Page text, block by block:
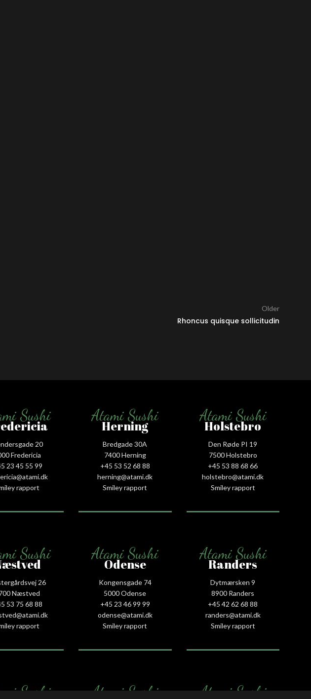
Older
Rhoncus quisque sollicitudin
Sushi
20
Fredericia
23 45 55 99
rapport
Atami Sushi
Herning
Bredgade 30A
7400 Herning
+45 53 52 68 88
herning@atami.dk
Smiley rapport
Atami Sushi
Holstebro
Den Røde PI 19
7500 Holstebro
+45 53 88 68 66
holstebro@atami.dk
Smiley rapport
Sushi
26
Næstved
53 75 68 88
rapport
Atami Sushi
Odense
Kongensgade 74
5000 Odense
+45 23 46 99 99
odense@atami.dk
Smiley rapport
Atami Sushi
Randers
Dytmærsken 9
8900 Randers
+45 42 62 68 88
randers@atami.dk
Smiley rapport
Sushi Atami Sushi Atami Sushi